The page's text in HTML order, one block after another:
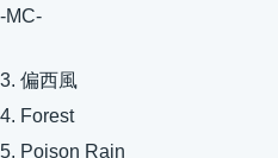
-MC-
3. 偏西風
4. Forest
5. Poison Rain